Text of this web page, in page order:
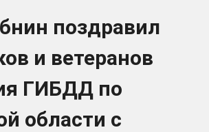
поздравил
и ветеранов
ГИБДД по
области с